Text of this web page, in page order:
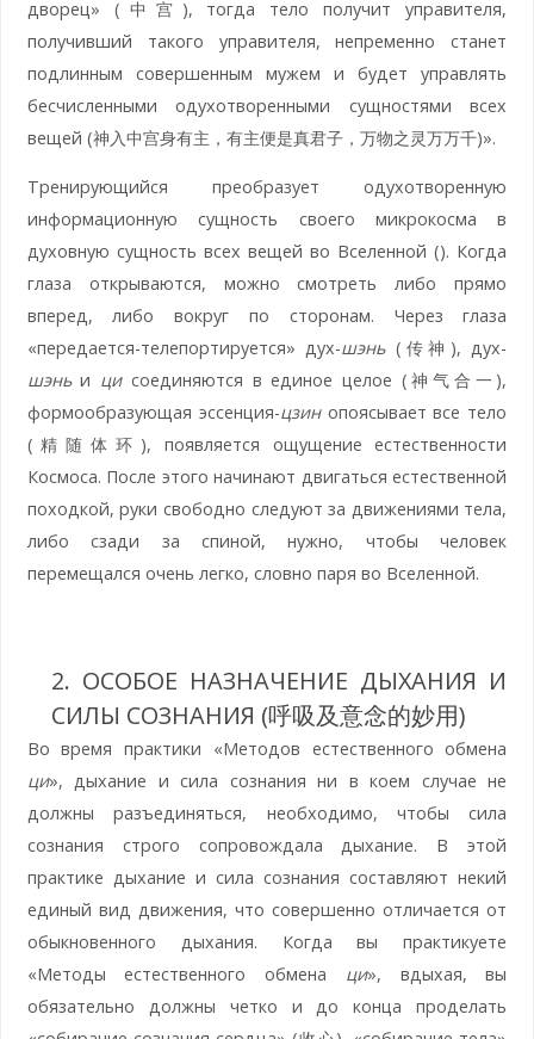
дворец» (中宫), тогда тело получит управителя,
получивший такого управителя, непременно станет
подлинным совершенным мужем и будет управлять
бесчисленными одухотворенными сущностями всех
вещей (神入中宫身有主，有主便是真君子，万物之灵万万千)».
Тренирующийся преобразует одухотворенную
информационную сущность своего микрокосма в
духовную сущность всех вещей во Вселенной (). Когда
глаза открываются, можно смотреть либо прямо
вперед, либо вокруг по сторонам. Через глаза
«передается-телепортируется» дух-шэнь(传神), дух-
шэньи цисоединяются в единое целое (神气合一),
формообразующая эссенция-цзинопоясывает все тело
(精随体环), появляется ощущение естественности
Космоса. После этого начинают двигаться естественной
походкой, руки свободно следуют за движениями тела,
либо сзади за спиной, нужно, чтобы человек
перемещался очень легко, словно паря во Вселенной.
2. ОСОБОЕ НАЗНАЧЕНИЕ ДЫХАНИЯ И
СИЛЫ СОЗНАНИЯ (呼吸及意念的妙用)
Во время практики «Методов естественного обмена
ци», дыхание и сила сознания ни в коем случае не
должны разъединяться, необходимо, чтобы сила
сознания строго сопровождала дыхание. В этой
практике дыхание и сила сознания составляют некий
единый вид движения, что совершенно отличается от
обыкновенного дыхания. Когда вы практикуете
«Методы естественного обмена ци», вдыхая, вы
обязательно должны четко и до конца проделать